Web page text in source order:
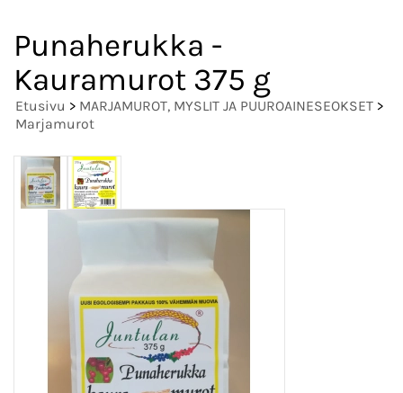
Punaherukka -
Kauramurot 375 g
Etusivu > MARJAMUROT, MYSLIT JA PUUROAINESEOKSET >
Marjamurot